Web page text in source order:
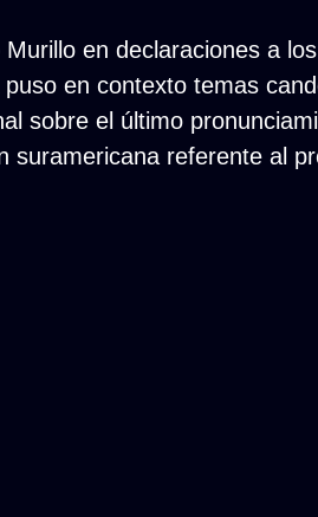
en declaraciones a
en contexto temas
sobre el último
suramericana referente al